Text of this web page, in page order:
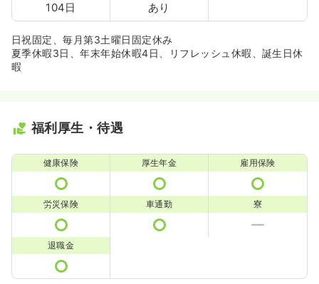
104日 あり
日祝固定、毎月第3土曜日固定休み
夏季休暇3日、年末年始休暇4日、リフレッシュ休暇、誕生日休
暇
福利厚生・待遇
健康保険 厚生年金 雇用保険
労災保険 車通勤 寮
退職金